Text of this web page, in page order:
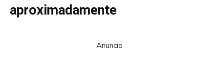
aproximadamente
Anuncio